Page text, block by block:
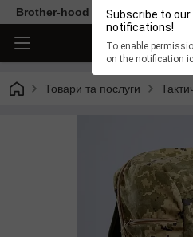
Subscribe to our
notifications!
To enable
on the notification
Brother-hood - Одяг та
Товари та послуги